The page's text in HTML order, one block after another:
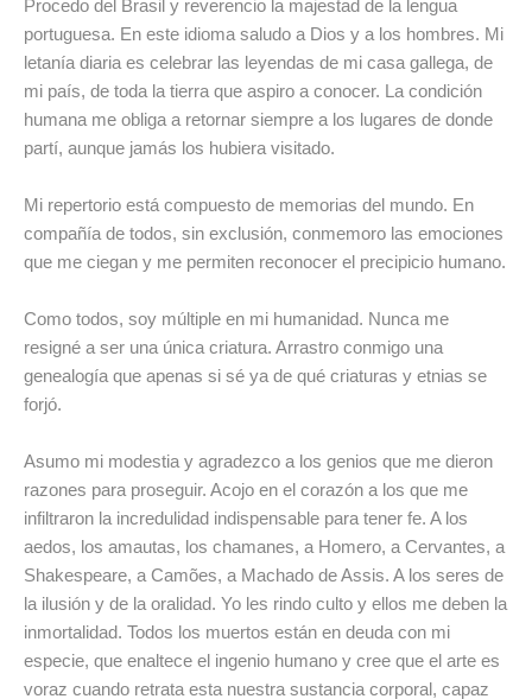
Procedo del Brasil y reverencio la majestad de la lengua
portuguesa. En este idioma saludo a Dios y a los hombres. Mi
letanía diaria es celebrar las leyendas de mi casa gallega, de
mi país, de toda la tierra que aspiro a conocer. La condición
humana me obliga a retornar siempre a los lugares de donde
partí, aunque jamás los hubiera visitado.
Mi repertorio está compuesto de memorias del mundo. En
compañía de todos, sin exclusión, conmemoro las emociones
que me ciegan y me permiten reconocer el precipicio humano.
Como todos, soy múltiple en mi humanidad. Nunca me
resigné a ser una única criatura. Arrastro conmigo una
genealogía que apenas si sé ya de qué criaturas y etnias se
forjó.
Asumo mi modestia y agradezco a los genios que me dieron
razones para proseguir. Acojo en el corazón a los que me
infiltraron la incredulidad indispensable para tener fe. A los
aedos, los amautas, los chamanes, a Homero, a Cervantes, a
Shakespeare, a Camões, a Machado de Assis. A los seres de
la ilusión y de la oralidad. Yo les rindo culto y ellos me deben la
inmortalidad. Todos los muertos están en deuda con mi
especie, que enaltece el ingenio humano y cree que el arte es
voraz cuando retrata esta nuestra sustancia corporal, capaz